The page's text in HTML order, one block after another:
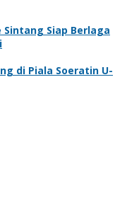
Siap Berlaga
di Piala Soeratin U-